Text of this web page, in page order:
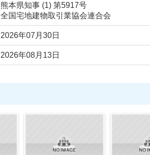
熊本県知事 (1) 第5917号
全国宅地建物取引業協会連合会
2026年07月30日
2026年08月13日